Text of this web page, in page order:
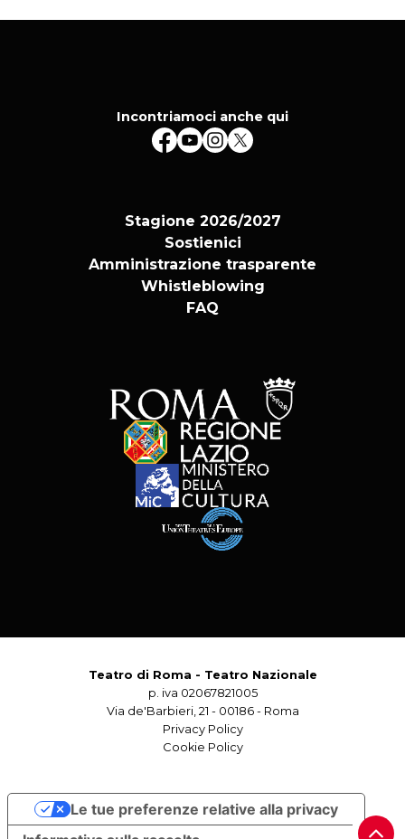
Incontriamoci anche qui
Stagione 2026/2027
Sostienici
Amministrazione trasparente
Whistleblowing
FAQ
Teatro di Roma - Teatro Nazionale
p. iva 02067821005
Via de'Barbieri, 21 - 00186 - Roma
Privacy Policy
Cookie Policy
Le tue preferenze relative alla privacy